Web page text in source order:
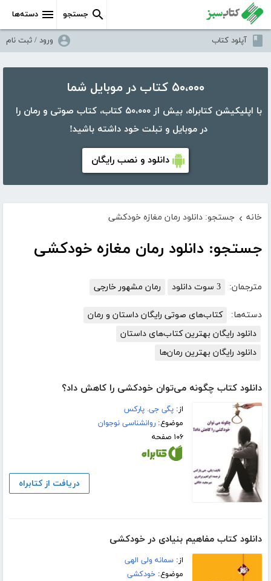
دسته‌ها جستجو
آپلود کتاب ورود / ثبت نام
۵۰،۰۰۰ کتاب در موبایل شما
با اپلیکیشن کتابراه، بیش از ۵۰،۰۰۰ کتاب، کتاب صوتی و رمان را
در موبایل و تبلت خود داشته باشید!
دانلود و نصب رایگان
خانه › جستجو: دانلود رمان مغازه خودکشی
جستجو: دانلود رمان مغازه خودکشی
مترجمان: 3 سوت دانلود رمان مشهور خارجی
دسته‌ها:
کتاب‌های صوتی رایگان داستان و رمان
دانلود رایگان بهترین کتاب‌های داستان
دانلود رایگان بهترین رمان‌ها
دانلود کتاب چگونه می‌توان خودکشی را کاهش داد؟
از:پگی جی. پارکس
موضوع:روانشناسی نوجوان
۱۰۶ صفحه
دریافت از کتابراه
دانلود کتاب مفاهیم بنیادى در خودکشی
از:سمانه ولی الهی
موضوع:خودکشی